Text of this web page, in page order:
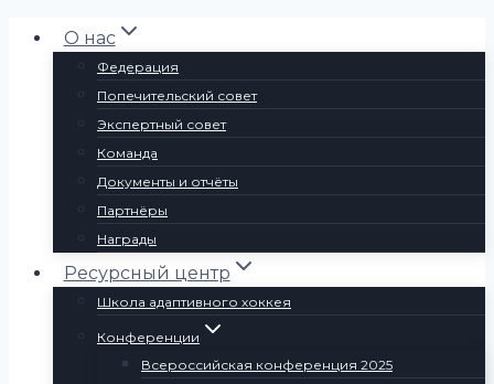
ПерейтиО нас
Федерация
Попечительский совет
Экспертный совет
Команда
Документы и отчёты
Партнёры
Награды
Ресурсный центр
Школа адаптивного хоккея
Конференции
Всероссийская конференция 2025